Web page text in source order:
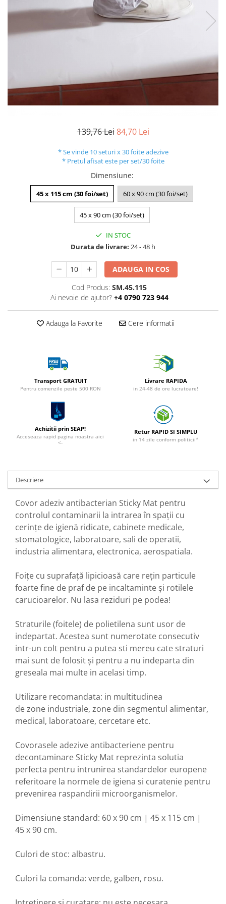
139,76 Lei 84,70 Lei
* Se vinde 10 seturi x 30 foite adezive
* Pretul afisat este per set/30 foite
Dimensiune:
45 x 115 cm (30 foi/set) 60 x 90 cm (30 foi/set)
45 x 90 cm (30 foi/set)
IN STOC
Durata de livrare: 24 - 48 h
ADAUGA IN COS
Cod Produs: SM.45.115
Ai nevoie de ajutor? +4 0790 723 944
Adauga la Favorite Cere informatii
Transport GRATUIT
Pentru comenzile peste 500 RON
Livrare RAPIDA
in 24-48 de ore lucratoare!
Achizitii prin SEAP!
Acceseaza rapid pagina noastra aici
<-
Retur RAPID SI SIMPLU
in 14 zile conform politicii*
Descriere
Covor adeziv antibacterian Sticky Mat pentru
controlul contaminarii la intrarea în spații cu
cerințe de igienă ridicate, cabinete medicale,
stomatologice, laboratoare, sali de operatii,
industria alimentara, electronica, aerospatiala.
Foițe cu suprafață lipicioasă care rețin particule
foarte fine de praf de pe incaltaminte și rotilele
carucioarelor. Nu lasa reziduri pe podea!
Straturile (foitele) de polietilena sunt usor de
indepartat. Acestea sunt numerotate consecutiv
intr-un colt pentru a putea sti mereu cate straturi
mai sunt de folosit și pentru a nu indeparta din
greseala mai multe in acelasi timp.
Utilizare recomandata: in multitudinea
de zone industriale, zone din segmentul alimentar,
medical, laboratoare, cercetare etc.
Covorasele adezive antibacteriene pentru
decontaminare Sticky Mat reprezinta solutia
perfecta pentru intrunirea standardelor europene
referitoare la normele de igiena si curatenie pentru
prevenirea raspandirii microorganismelor.
Dimensiune standard: 60 x 90 cm | 45 x 115 cm |
45 x 90 cm.
Culori de stoc: albastru.
Culori la comanda: verde, galben, rosu.